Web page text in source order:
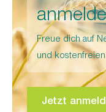
Freue dich auf
und
Jetzt